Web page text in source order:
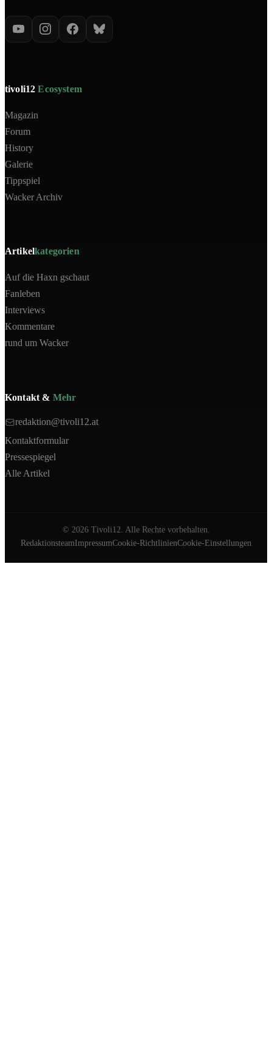
tivoli12Ecosystem
Magazin
Forum
History
Galerie
Tippspiel
Wacker Archiv
Artikelkategorien
Auf die Haxn gschaut
Fanleben
Interviews
Kommentare
rund um Wacker
Kontakt & Mehr
redaktion@tivoli12.at
Kontaktformular
Pressespiegel
Alle Artikel
© 2026Tivoli12. Alle Rechte vorbehalten.
RedaktionsteamImpressumCookie-RichtlinienCookie-Einstellungen